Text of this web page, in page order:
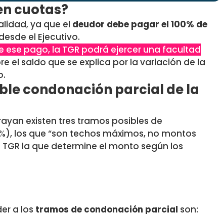
cuotas?
ya que el deudor debe pagar el 100% de
el Ejecutivo.
pago, la TGR podrá ejercer una facultad
el saldo que se explica por la variación de la
condonación parcial de la
existen tres tramos posibles de
los que “son techos máximos, no montos
la que determine el monto según los
a los tramos de condonación parcial son: